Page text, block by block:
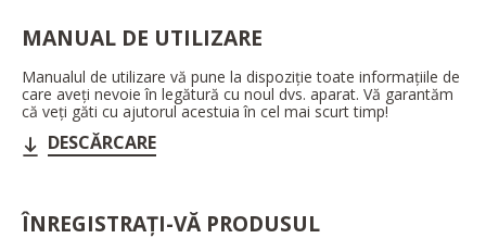
MANUAL DE UTILIZARE
Manualul de utilizare vă pune la dispoziție toate informațiile de
care aveți nevoie în legătură cu noul dvs. aparat. Vă garantăm
că veți găti cu ajutorul acestuia în cel mai scurt timp!
DESCĂRCARE
ÎNREGISTRAȚI-VĂ PRODUSUL